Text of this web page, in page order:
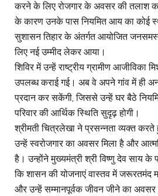
करने के लिए रोजगार के अवसर की तलाश
के कारण उनके पास नियमित आय का कोई
सुशासन तिहार के अंतर्गत आयोजित
लिए नई उम्मीद लेकर आया।
शिविर में उन्हें राष्ट्रीय ग्रामीण
उपलब्ध कराई गई। अब वे अपने गांव में ही
प्रदान कर सकेंगी, जिससे उन्हें घर बैठे
परिवार की आर्थिक स्थिति सुदृढ़ होगी।
श्रीमती चित्रलेखा ने प्रसन्नता व्यक्त
उन्हें स्वरोजगार का अवसर मिला है और
है। उन्होंने मुख्यमंत्री श्री विष्णु देव साय के
कि शासन की योजनाएं वास्तव में जरूरतमंद
और उन्हें सम्मानपूर्वक जीवन जीने का अवसर